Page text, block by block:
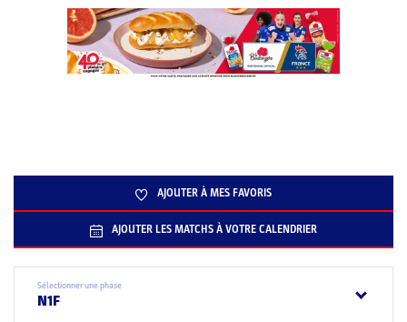
AJOUTER À MES FAVORIS
AJOUTER LES MATCHS À VOTRE CALENDRIER
Sélectionner une phase
N1F